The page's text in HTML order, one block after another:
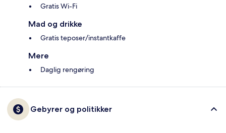
Gratis Wi-Fi
Mad og drikke
Gratis teposer/instantkaffe
Mere
Daglig rengøring
Gebyrer og politikker